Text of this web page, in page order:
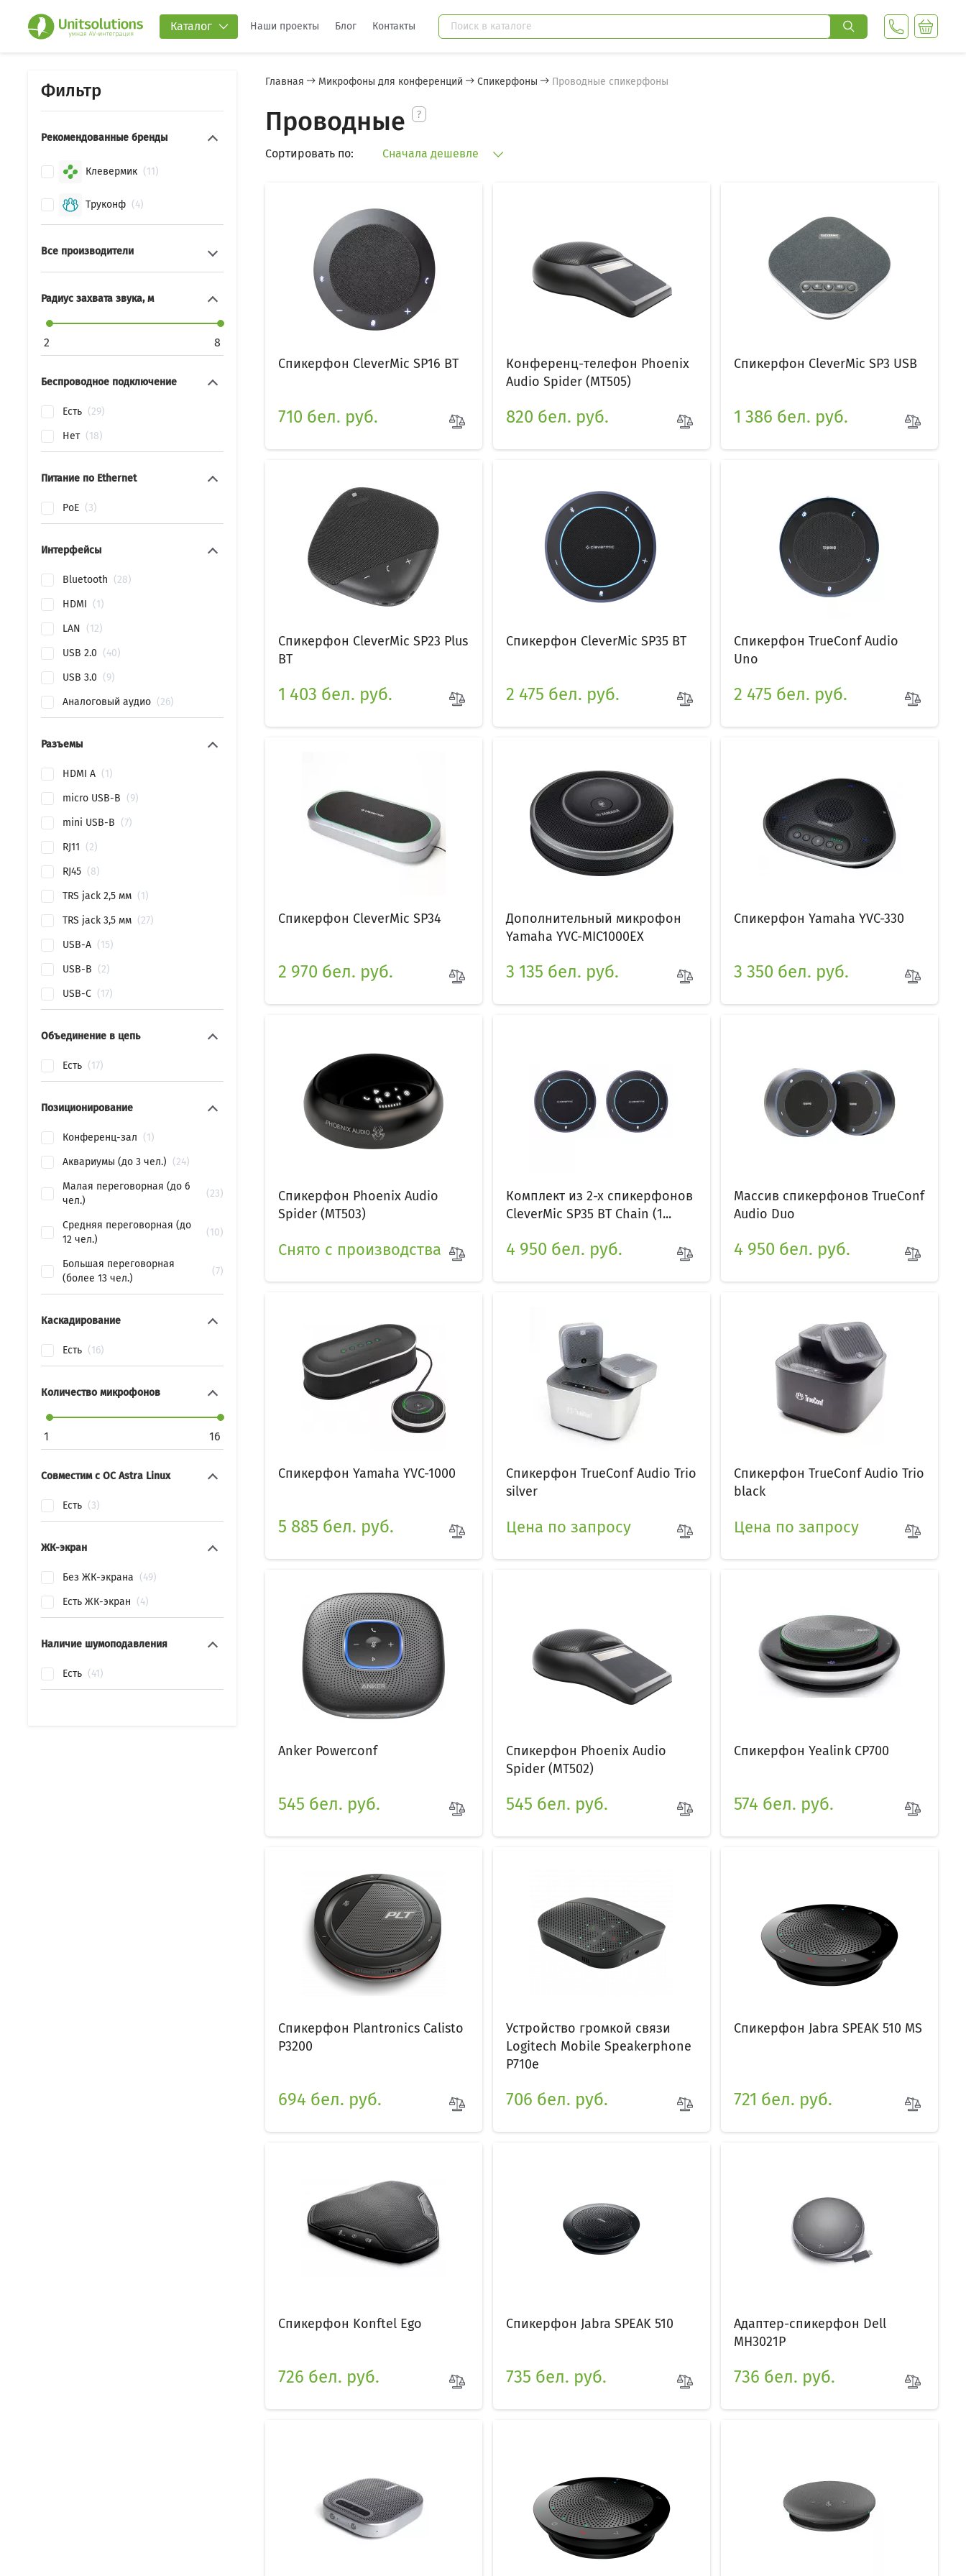
Каталог Наши проекты Блог Контакты
Фильтр
Рекомендованные бренды
Клевермик 11
Труконф 4
Все производители
Радиус захвата звука, м
2 8
Беспроводное подключение
Есть
29
Нет
18
Питание по Ethernet
PoE 3
Интерфейсы
Bluetooth
28
HDMI
1
LAN
12
USB 2.0
40
USB 3.0
9
Аналоговый аудио
26
Разъемы
HDMI A
1
micro USB-B
9
mini USB-B
7
RJ11
2
RJ45
8
TRS jack 2,5 мм
1
TRS jack 3,5 мм
27
USB-A
15
USB-B
2
USB-C
17
Объединение в цепь
Есть 17
Позиционирование
Конференц-зал
1
Аквариумы (до 3 чел.)
24
Малая переговорная (до 6
чел.)
23
Средняя переговорная (до
12 чел.)
10
Большая переговорная
(более 13 чел.)
7
Каскадирование
Есть 16
Количество микрофонов
1 16
Совместим с ОС Astra Linux
Есть 3
ЖК-экран
Без ЖК-экрана
49
Есть ЖК-экран
4
Наличие шумоподавления
Есть 41
Главная Микрофоны для конференций Спикерфоны Проводные спикерфоны
Проводные
Сортировать по: Сначала дешевле
Спикерфон CleverMic SP16 BT
710 бел. руб.
Конференц-телефон Phoenix
Audio Spider (MT505)
820 бел. руб.
Спикерфон CleverMic SP3 USB
1 386 бел. руб.
Спикерфон CleverMic SP23 Plus
BT
1 403 бел. руб.
Спикерфон CleverMic SP35 BT
2 475 бел. руб.
Спикерфон TrueConf Audio
Uno
2 475 бел. руб.
Спикерфон CleverMic SP34
2 970 бел. руб.
Дополнительный микрофон
Yamaha YVC-MIC1000EX
3 135 бел. руб.
Спикерфон Yamaha YVC-330
3 350 бел. руб.
Спикерфон Phoenix Audio
Spider (MT503)
Снято с производства
Комплект из 2-х спикерфонов
CleverMic SP35 BT Chain (1...
4 950 бел. руб.
Массив спикерфонов TrueConf
Audio Duo
4 950 бел. руб.
Спикерфон Yamaha YVC-1000
5 885 бел. руб.
Спикерфон TrueConf Audio Trio
silver
Цена по запросу
Спикерфон TrueConf Audio Trio
black
Цена по запросу
Anker Powerconf
545 бел. руб.
Спикерфон Phoenix Audio
Spider (MT502)
545 бел. руб.
Спикерфон Yealink CP700
574 бел. руб.
Спикерфон Plantronics Calisto
P3200
694 бел. руб.
Устройство громкой связи
Logitech Mobile Speakerphone
P710e
706 бел. руб.
Спикерфон Jabra SPEAK 510 MS
721 бел. руб.
Спикерфон Konftel Ego
726 бел. руб.
Спикерфон Jabra SPEAK 510
735 бел. руб.
Адаптер-спикерфон Dell
MH3021P
736 бел. руб.